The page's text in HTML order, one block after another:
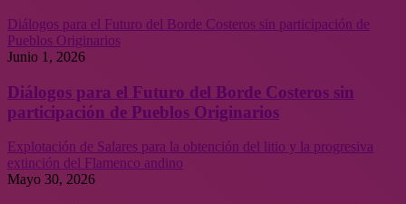
Diálogos para el Futuro del Borde Costeros sin participación de
Pueblos Originarios
Junio 1, 2026
Diálogos para el Futuro del Borde Costeros sin
participación de Pueblos Originarios
Explotación de Salares para la obtención del litio y la progresiva
extinción del Flamenco andino
Mayo 30, 2026